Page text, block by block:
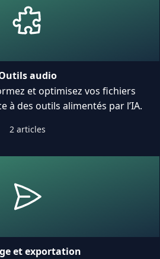
audio
et optimisez vos fichiers
à des outils alimentés par l’IA.
2 articles
et exportation